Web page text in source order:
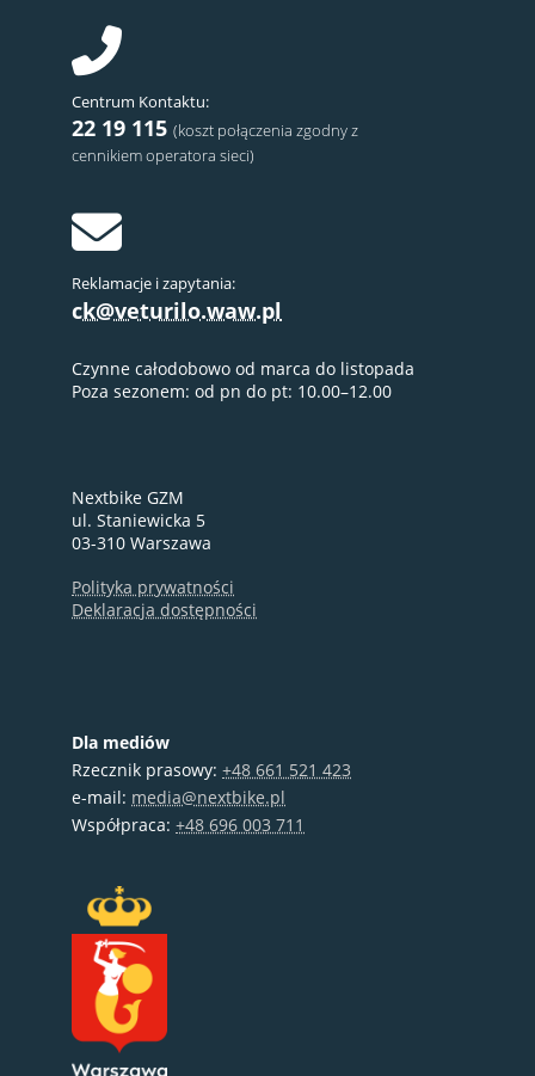
Centrum Kontaktu:
22 19 115 (koszt połączenia zgodny z
cennikiem operatora sieci)
Reklamacje i zapytania:
ck@veturilo.waw.pl
Czynne całodobowo od marca do listopada
Poza sezonem: od pn do pt: 10.00–12.00
Nextbike GZM
ul. Staniewicka 5
03-310 Warszawa
Polityka prywatności
Deklaracja dostępności
Dla mediów
Rzecznik prasowy: +48 661 521 423
e-mail: media@nextbike.pl
Współpraca: +48 696 003 711